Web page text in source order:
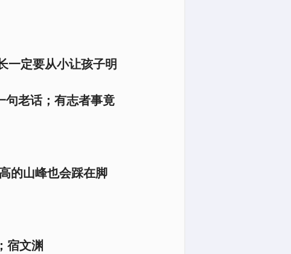
一定要从小让孩子明
句老话；有志者事竟
的山峰也会踩在脚
宿文渊